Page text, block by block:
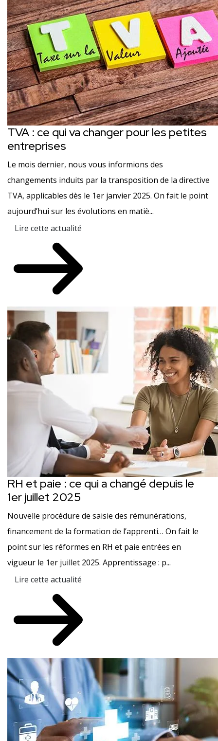
TVA : ce qui va changer pour les petites
entreprises
Le mois dernier, nous vous informions des
changements induits par la transposition de la directive
TVA, applicables dès le 1er janvier 2025. On fait le point
aujourd’hui sur les évolutions en matiè...
Lire cette actualité
RH et paie : ce qui a changé depuis le
1er juillet 2025
Nouvelle procédure de saisie des rémunérations,
financement de la formation de l’apprenti… On fait le
point sur les réformes en RH et paie entrées en
vigueur le 1er juillet 2025. Apprentissage : p...
Lire cette actualité